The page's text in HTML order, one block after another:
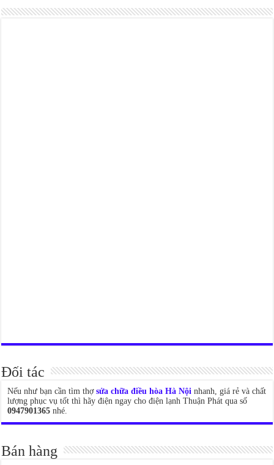
Đối tác
Nếu như bạn cần tìm thợsửa chữa điều hòa Hà Nội nhanh, giá rẻ và chất
lượng phục vụ tốt thì hãy điện ngay cho điện lạnh Thuận Phát qua số
0947901365 nhé.
Bán hàng